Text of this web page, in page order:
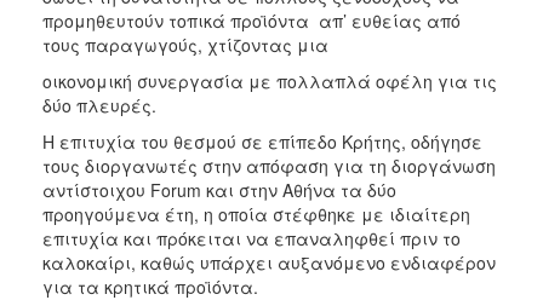
προμηθευτούν τοπικά προϊόντα απ’ ευθείας από
τους παραγωγούς, χτίζοντας μια
οικονομική συνεργασία με πολλαπλά οφέλη για τις
δύο πλευρές.
Η επιτυχία του θεσμού σε επίπεδο Κρήτης, οδήγησε
τους διοργανωτές στην απόφαση για τη διοργάνωση
αντίστοιχου Forum και στην Αθήνα τα δύο
προηγούμενα έτη, η οποία στέφθηκε με ιδιαίτερη
επιτυχία και πρόκειται να επαναληφθεί πριν το
καλοκαίρι, καθώς υπάρχει αυξανόμενο ενδιαφέρον
για τα κρητικά προϊόντα.